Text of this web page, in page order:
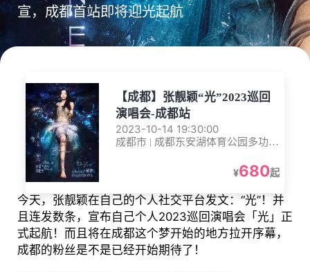
宣，成都首站即将迎光起航
【成都】张靓颖“光”2023巡回
演唱会-成都站
2023-10-14 19:30:00
成都市 | 成都东安湖体育公园多功能
¥680起
今天，张靓颖在自己的个人社交平台发文：“光”！并
且连发数条，宣布自己个人2023巡回演唱会「光」正
式起航！而且将在成都这个梦开始的地方拉开序幕，
成都的粉丝是不是已经开始期待了！